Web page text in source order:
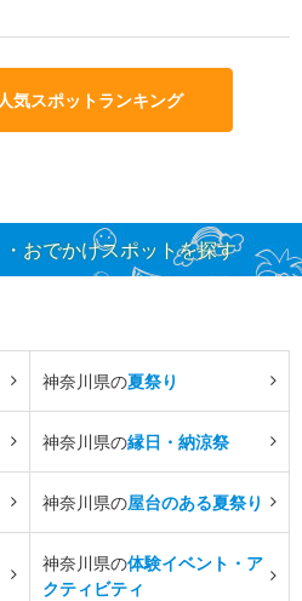
気スポットランキング
おでかけスポットを探す
神奈川県の夏祭り
神奈川県の縁日・納涼祭
神奈川県の屋台のある夏祭り
神奈川県の体験イベント・ア
クティビティ